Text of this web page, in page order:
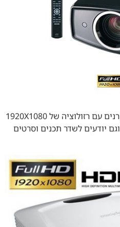
מקרני HD תלת מימד – אלו מקרנים עם רזולוציה של 1920X1080
יודעם לקבל שידורי תוכן ב-HD וגם יודעים לשדר תכנים וסרטים